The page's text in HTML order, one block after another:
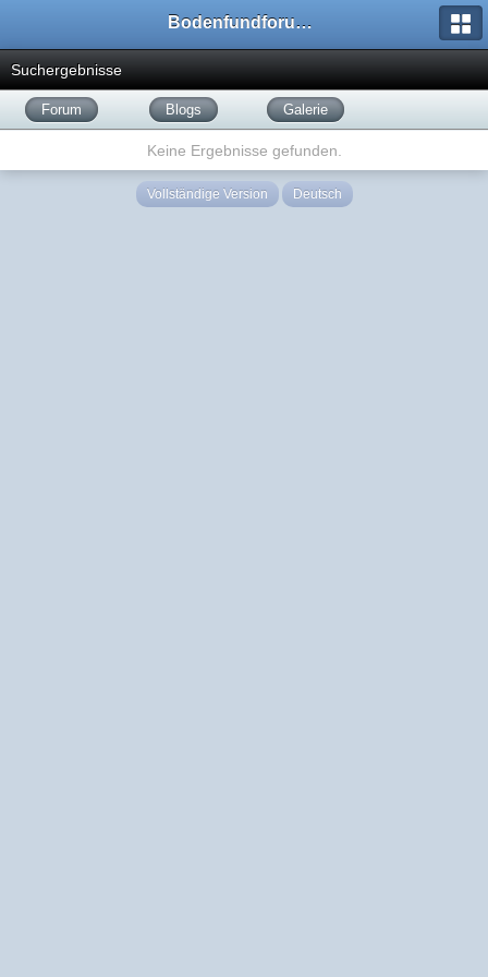
Bodenfundforum.com
Suchergebnisse
Forum Blogs Galerie
Keine Ergebnisse gefunden.
Vollständige Version Deutsch